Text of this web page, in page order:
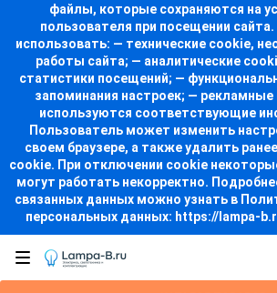
файлы, которые сохраняются на
пользователя при посещении
использовать: — технические cookie,
работы сайта; — аналитические
статистики посещений; —
запоминания настроек; — рекламные
используются соответствующие
Пользователь может изменить
своем браузере, а также удалить
cookie. При отключении cookie
могут работать некорректно.
связанных данных можно узнать в
персональных данных: https://lampa-